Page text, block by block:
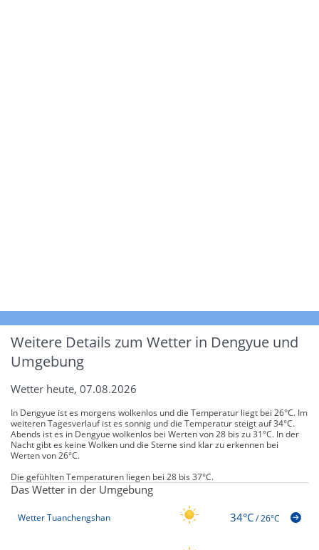
Weitere Details zum Wetter in Dengyue und
Umgebung
Wetter heute, 07.08.2026
In Dengyue ist es morgens wolkenlos und die Temperatur liegt bei 26°C. Im
weiteren Tagesverlauf ist es sonnig und die Temperatur steigt auf 34°C.
Abends ist es in Dengyue wolkenlos bei Werten von 28 bis zu 31°C. In der
Nacht gibt es keine Wolken und die Sterne sind klar zu erkennen bei
Werten von 26°C.
Die gefühlten Temperaturen liegen bei 28 bis 37°C.
Das Wetter in der Umgebung
Wetter Tuanchengshan 34°C/26°C